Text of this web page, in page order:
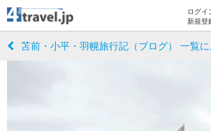
ログイ
新規登
苫前・小平・羽幌旅行記（ブログ） 一覧に